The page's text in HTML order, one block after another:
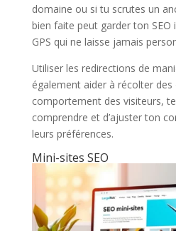
domaine ou si tu scrutes un
bien faite peut garder ton SEO
GPS qui ne laisse jamais
Utiliser les redirections de
également aider à récolter des
comportement des visiteurs,
comprendre et d’ajuster ton
leurs préférences.
Mini-sites SEO